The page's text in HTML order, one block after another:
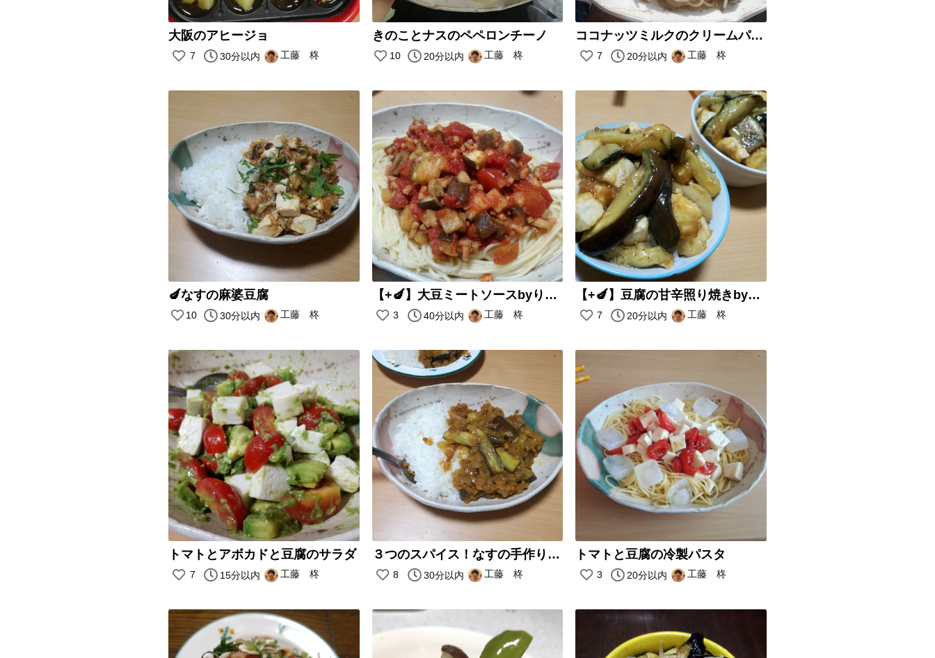
大阪のアヒージョ
7 30分以内 工藤 柊
きのことナスのペペロンチーノ
10 20分以内 工藤 柊
ココナッツミルクのクリームパスタ
7 20分以内 工藤 柊
🍆なすの麻婆豆腐
10 30分以内 工藤 柊
【+🍆】大豆ミートソースbyりこさん
3 40分以内 工藤 柊
【+🍆】豆腐の甘辛照り焼きbyまみこさん
7 20分以内 工藤 柊
トマトとアボカドと豆腐のサラダ
7 15分以内 工藤 柊
３つのスパイス！なすの手作りカレー
8 30分以内 工藤 柊
トマトと豆腐の冷製パスタ
3 20分以内 工藤 柊